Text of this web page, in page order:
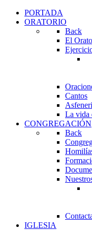
PORTADA
ORATORIO
Back
El
Cantos
Asfeneri
La vida
CONGREGACIÓN
Back
IGLESIA